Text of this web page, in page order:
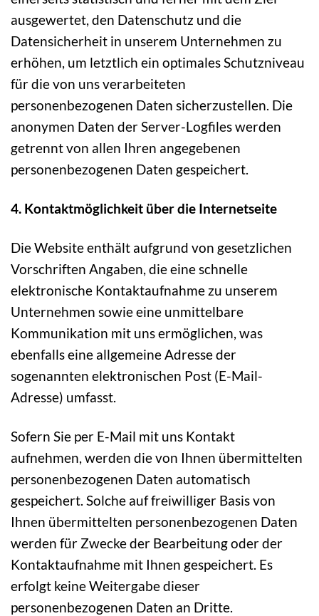
ausgewertet, den Datenschutz und die
Datensicherheit in unserem Unternehmen zu
erhöhen, um letztlich ein optimales Schutzniveau
für die von uns verarbeiteten
personenbezogenen Daten sicherzustellen. Die
anonymen Daten der Server-Logfiles werden
getrennt von allen Ihren angegebenen
personenbezogenen Daten gespeichert.
4. Kontaktmöglichkeit über die Internetseite
Die Website enthält aufgrund von gesetzlichen
Vorschriften Angaben, die eine schnelle
elektronische Kontaktaufnahme zu unserem
Unternehmen sowie eine unmittelbare
Kommunikation mit uns ermöglichen, was
ebenfalls eine allgemeine Adresse der
sogenannten elektronischen Post (E-Mail-
Adresse) umfasst.
Sofern Sie per E-Mail mit uns Kontakt
aufnehmen, werden die von Ihnen übermittelten
personenbezogenen Daten automatisch
gespeichert. Solche auf freiwilliger Basis von
Ihnen übermittelten personenbezogenen Daten
werden für Zwecke der Bearbeitung oder der
Kontaktaufnahme mit Ihnen gespeichert. Es
erfolgt keine Weitergabe dieser
personenbezogenen Daten an Dritte.